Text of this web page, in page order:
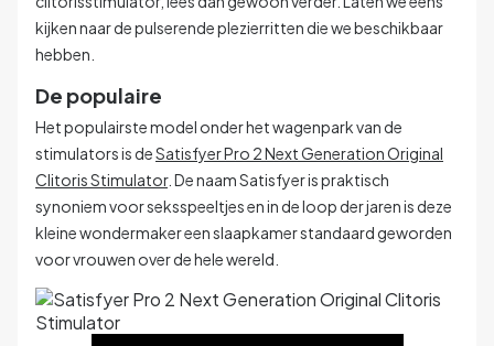
kijken naar de pulserende plezierritten die we beschikbaar
hebben.
De populaire
Het populairste model onder het wagenpark van de
stimulators is deSatisfyer Pro 2 Next Generation Original
Clitoris Stimulator. De naam Satisfyer is praktisch
synoniem voor seksspeeltjes en in de loop der jaren is deze
kleine wondermaker een slaapkamer standaard geworden
voor vrouwen over de hele wereld.